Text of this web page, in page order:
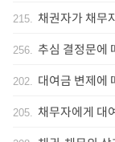
215. 채권자가 채무
256. 추심 결정문에
202. 대여금 변제에
205. 채무자에게 대